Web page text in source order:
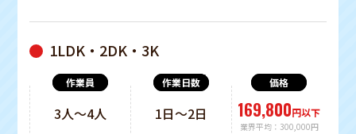
1LDK・2DK・3K
作業員
3人〜4人
作業日数
1日〜2日
価格
169,800円以下
業界平均：300,000円